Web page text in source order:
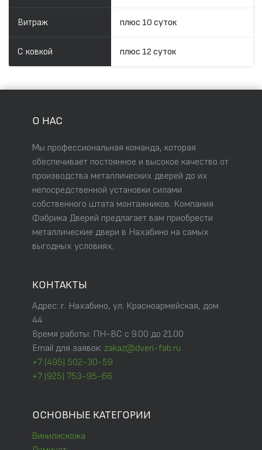
Витраж плюс 10 суток
С ковкой плюс 12 суток
О НАС
Мы профессиональная команда, которая
обеспечивает постоянное и высокое качество от
производства металлических дверей до их
непосредственной установки силами
собственного штата монтажников. Компания
Фабрика Дверей предлагает вам приобрести
металлические двери в Нахабино на самых
выгодных условиях.
КОНТАКТЫ
Адрес: г. Нахабино, ул. Красноармейская, дом
44
Время работы: ПН-ВС с 9.00 до 21.00
Email для заявок: zakaz@dveri-fab.ru
+7 (495) 502-30-59
+7 (925) 753-95-66
ОСНОВНЫЕ КАТЕГОРИИ
Винилискожа